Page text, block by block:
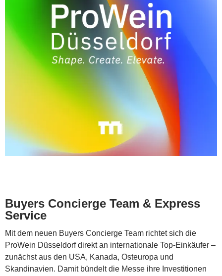
Buyers Concierge Team & Express
Service
Mit dem neuen Buyers Concierge Team richtet sich die
ProWein Düsseldorf direkt an internationale Top-Einkäufer –
zunächst aus den USA, Kanada, Osteuropa und
Skandinavien. Damit bündelt die Messe ihre Investitionen